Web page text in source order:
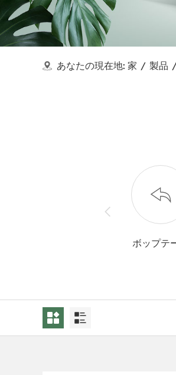
あなたの現在地: 家 / 製品
ボップテ